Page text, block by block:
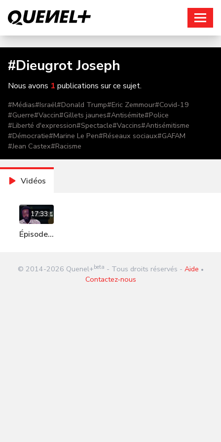
#Dieugrot Joseph
Nous avons 1 publications sur ce sujet.
#Médias#Israël#Donald Trump#Eric Zemmour#Covid-19
#Guerre#Vaccin#Gillets jaunes#Antisémite#Police
#Liberté d'expression#Spectacle#Vaccins#Antisémitisme
#Démocratie#Marine Le Pen#Réseaux sociaux#GAFAM
#Jean Castex#Racisme
Vidéos
17:33
Épisode
soutient
© 2014-2026 Quenel+ beta - Tous droits réservés - Aide •
Contactez-nous